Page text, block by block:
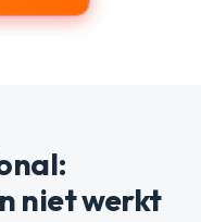
niet werkt